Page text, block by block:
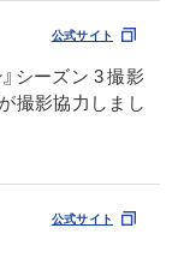
シーズン 3 撮影
撮影協力しまし
公式サイト
公式サイト